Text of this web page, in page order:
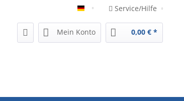
German Service/Hilfe
Mein Konto 0,00 € *